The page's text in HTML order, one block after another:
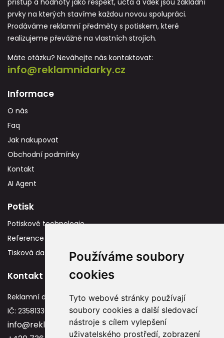
Používáme soubory
cookies
Tyto webové stránky používají
soubory cookies a další sledovací
nástroje s cílem vylepšení
uživatelského prostředí, zobrazení
prvky na kterých stavíme každou novou spolupráci.
Prodáváme reklamní předměty s potiskem, které
realizujeme převážně na vlastních strojích.
Máte otázku? Neváhejte nás kontaktovat:
info@reklamnidarky.cz
Informace
O nás
Faq
Jak nakupovat
Obchodní podmínky
Kontakt
AI Agent
Potisk
Potiskové technologie
Reference
Tisková data
Kontakt
Reklamní dárky
IČ: 23581336
info@reklamnidarky.cz